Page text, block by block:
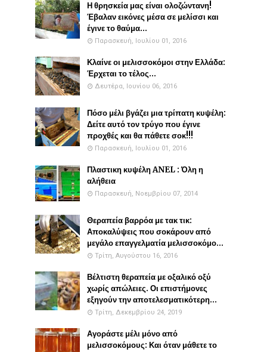
Η θρησκεία μας είναι ολοζώντανη!
Έβαλαν εικόνες μέσα σε μελίσσι και
έγινε το θαύμα...
Παρασκευή, Ιουλίου 01, 2016
Κλαίνε οι μελισσοκόμοι στην Ελλάδα:
Έρχεται το τέλος...
Δευτέρα, Ιουνίου 06, 2016
Πόσο μέλι βγάζει μια τρίπατη κυψέλη:
Δείτε αυτό τον τρύγο που έγινε
προχθές και θα πάθετε σοκ!!!
Παρασκευή, Ιουλίου 01, 2016
Πλαστικη κυψέλη ANEL : Όλη η
αλήθεια
Παρασκευή, Νοεμβρίου 07, 2014
Θεραπεία βαρρόα με τακ τικ:
Αποκαλύψεις που σοκάρουν από
μεγάλο επαγγελματία μελισσοκόμο...
Τρίτη, Αυγούστου 16, 2016
Βέλτιστη θεραπεία με οξαλικό οξύ
χωρίς απώλειες. Οι επιστήμονες
εξηγούν την αποτελεσματικότερη...
Τρίτη, Δεκεμβρίου 24, 2019
Αγοράστε μέλι μόνο από
μελισσοκόμους: Και όταν μάθετε το